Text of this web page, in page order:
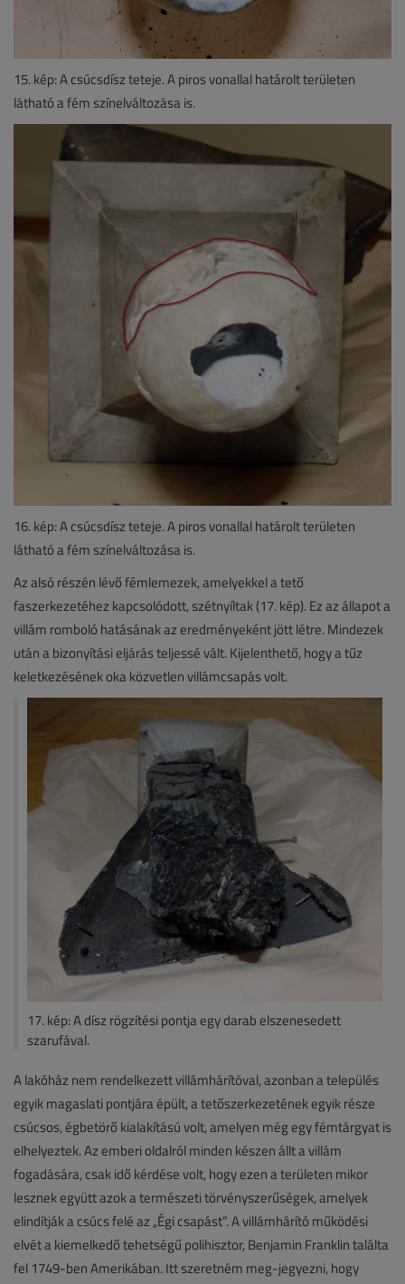
15. kép: A csúcsdísz teteje. A piros vonallal határolt területen
látható a fém színelváltozása is.
16. kép: A csúcsdísz teteje. A piros vonallal határolt területen
látható a fém színelváltozása is.
Az alsó részén lévő fémlemezek, amelyekkel a tető
faszerkezetéhez kapcsolódott, szétnyíltak (17. kép). Ez az állapot a
villám romboló hatásának az eredményeként jött létre. Mindezek
után a bizonyítási eljárás teljessé vált. Kijelenthető, hogy a tűz
keletkezésének oka közvetlen villámcsapás volt.
17. kép: A dísz rögzítési pontja egy darab elszenesedett
szarufával.
A lakóház nem rendelkezett villámhárítóval, azonban a település
egyik magaslati pontjára épült, a tetőszerkezetének egyik része
csúcsos, égbetörő kialakítású volt, amelyen még egy fémtárgyat is
elhelyeztek. Az emberi oldalról minden készen állt a villám
fogadására, csak idő kérdése volt, hogy ezen a területen mikor
lesznek együtt azok a természeti törvényszerűségek, amelyek
elindítják a csúcs felé az „Égi csapást”. A villámhárító működési
elvét a kiemelkedő tehetségű polihisztor, Benjamin Franklin találta
fel 1749-ben Amerikában. Itt szeretném meg-jegyezni, hogy